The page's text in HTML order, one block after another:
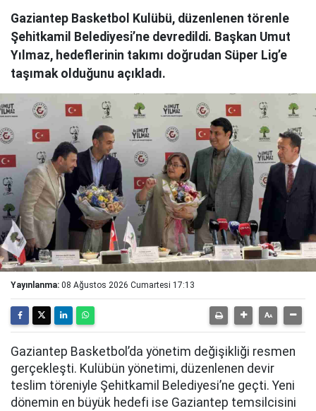
Gaziantep Basketbol Kulübü, düzenlenen törenle
Şehitkamil Belediyesi’ne devredildi. Başkan Umut
Yılmaz, hedeflerinin takımı doğrudan Süper Lig’e
taşımak olduğunu açıkladı.
Yayınlanma: 08 Ağustos 2026 Cumartesi 17:13
Gaziantep Basketbol’da yönetim değişikliği resmen
gerçekleşti. Kulübün yönetimi, düzenlenen devir
teslim töreniyle Şehitkamil Belediyesi’ne geçti. Yeni
dönemin en büyük hedefi ise Gaziantep temsilcisini